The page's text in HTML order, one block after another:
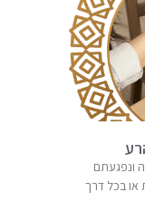
ונפגעתם
בכל דרך